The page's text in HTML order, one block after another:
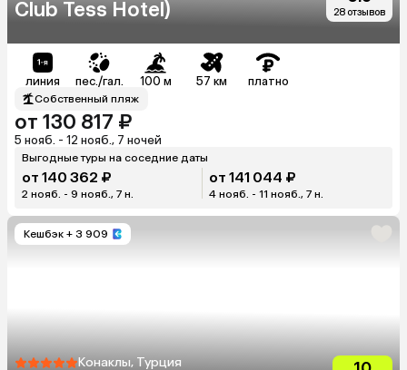
Club Tess Hotel)
28 отзывов
линия пес./гал. 100 м 57 км платно
Собственный пляж
от 130 817 ₽
5 нояб. - 12 нояб., 7 ночей
Выгодные туры на соседние даты
от 140 362 ₽
2 нояб. - 9 нояб., 7 н.
от 141 044 ₽
4 нояб. - 11 нояб., 7 н.
Кешбэк + 3 909
Конаклы, Турция